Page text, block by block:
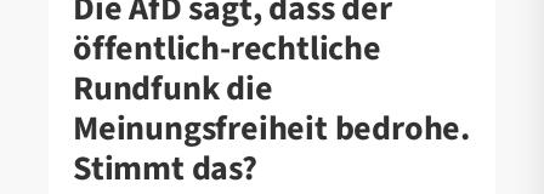
öffentlich-rechtliche
Rundfunk die
Meinungsfreiheit bedrohe.
Stimmt das?